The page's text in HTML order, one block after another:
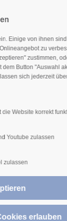
Einige von ihnen
zu
zustimmen,
Button "Auswahl
sich jederzeit
Website korrekt
Youtube zulassen
zulassen